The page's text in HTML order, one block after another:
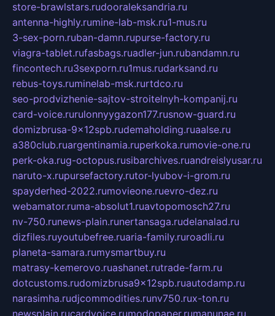
store-brawlstars.rudooraleksandria.ru
antenna-highly.rumine-lab-msk.ru1-mus.ru
3-sex-porn.ruban-damn.rupurse-factory.ru
viagra-tablet.rufasbags.ruadler-jun.rubandamn.ru
fincontech.ru3sexporn.ru1mus.rudarksand.ru
rebus-toys.ruminelab-msk.rurtdco.ru
seo-prodvizhenie-sajtov-stroitelnyh-kompanij.ru
card-voice.rurulonnyygazon177.rusnow-guard.ru
domizbrusa-9x12spb.rudemaholding.ruaalse.ru
a380club.ruargentinamia.ruperkoka.rumovie-one.ru
perk-oka.rug-octopus.rusibarchives.ruandreislyusar.ru
naruto-x.rupursefactory.rutor-lyubov-i-grom.ru
spayderhed-2022.rumovieone.ruevro-dez.ru
webamator.ruma-absolut1.ruavtopomosch27.ru
nv-750.runews-plain.runertansaga.rudelanalad.ru
dizfiles.ruyoutubefree.ruaria-family.ruroadli.ru
planeta-samara.rumysmartbuy.ru
matrasy-kemerovo.ruashanet.rutrade-farm.ru
dotcustoms.rudomizbrusa9x12spb.ruautodamp.ru
narasimha.rudjcommodities.runv750.rux-ton.ru